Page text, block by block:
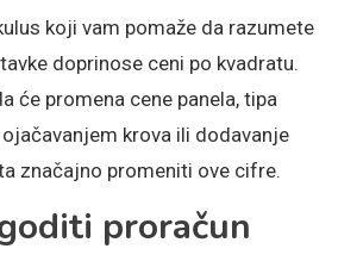
koji vam pomaže da razumete
doprinose ceni po kvadratu.
će promena cene panela, tipa
krova ili dodavanje
značajno promeniti ove cifre.
proračun